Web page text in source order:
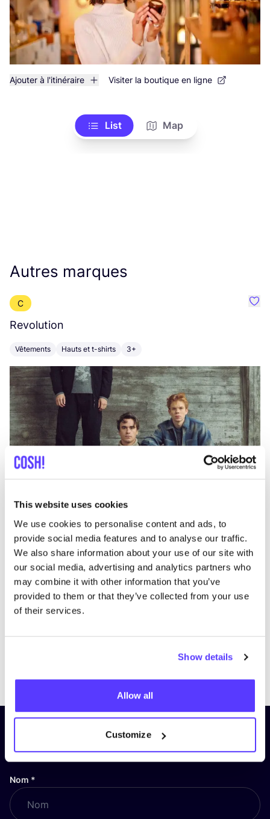
This website uses cookies
We use cookies to personalise content and ads, to
provide social media features and to analyse our traffic.
We also share information about your use of our site with
our social media, advertising and analytics partners who
may combine it with other information that you’ve
provided to them or that they’ve collected from your use
of their services.
Show details
Allow all
Customize
Ajouter à l'itinéraire Visiter la boutique en ligne
List Map
Autres marques
C
Revolution
Vêtements Hauts et t-shirts 3+
Inscrivez-vous à notre lettre
d’information et restez informé !
Nom *